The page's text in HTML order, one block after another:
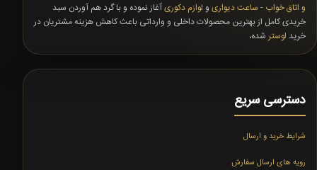
و اتاق خواب - ساعت دیواری و لوازم دکوریآغاز نموده و با گرد هم آوردن سبد
خریدی کامل از بهترین محصولات داخلی و وارداتی باعث کاهش هزینه مشتریان در
خرید لوستر شده،
دسترسی سریع
شرایط خرید و ارسال
رویه های ارسال سفارش